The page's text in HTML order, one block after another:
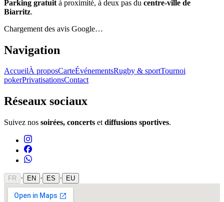
Parking gratuit à proximité, à deux pas du centre-ville de
Biarritz.
Chargement des avis Google…
Navigation
AccueilÀ proposCarteÉvénementsRugby & sportTournoi
pokerPrivatisationsContact
Réseaux sociaux
Suivez nos soirées, concerts et diffusions sportives.
FR · EN · ES · EU